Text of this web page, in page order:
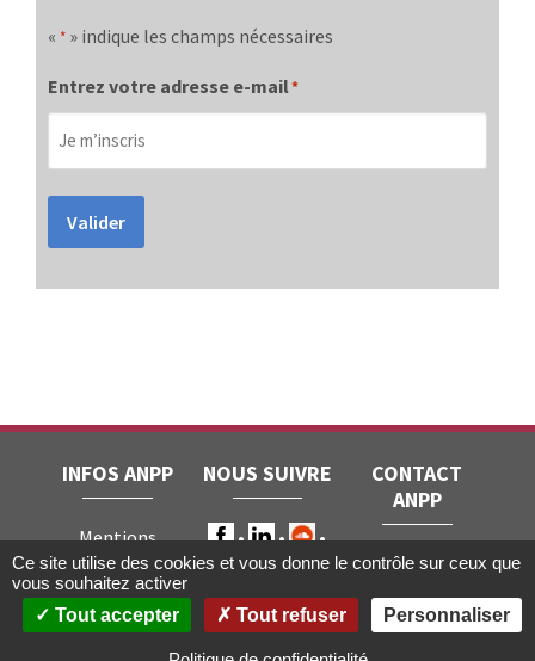
« * » indique les champs nécessaires
Entrez votre adresse e-mail*
Valider
INFOS ANPP
Mentions
légales RGPD
Contact
Gestion des
NOUS SUIVRE
CONTACT
ANPP
ANPP • 22, rue
Joubert • 75009
Paris
Ce site utilise des cookies et vous donne le contrôle sur ceux que
vous souhaitez activer
Tout accepter
Tout refuser Personnaliser